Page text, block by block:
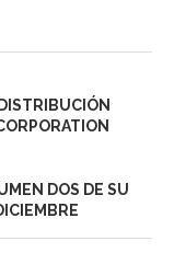
DOS DE SU